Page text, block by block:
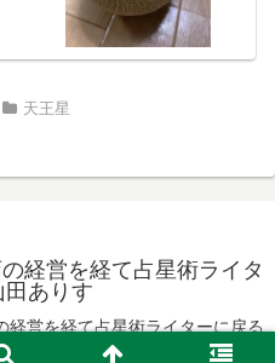
天王星
経営を経て占星術ライタ
田ありす
営を経て占星術ライターに戻る
りす.